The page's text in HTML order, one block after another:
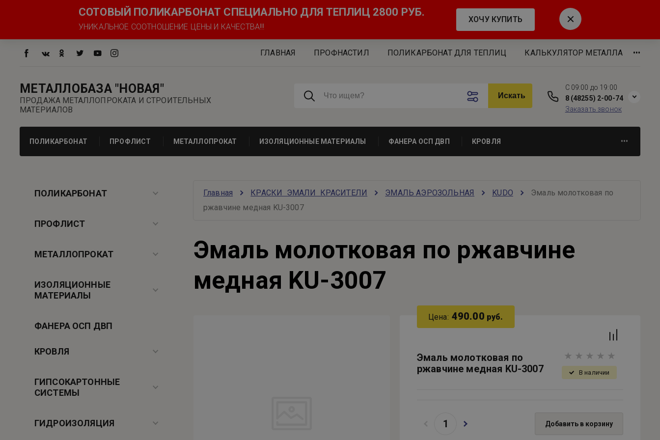
СОТОВЫЙ ПОЛИКАРБОНАТ СПЕЦИАЛЬНО ДЛЯ ТЕПЛИЦ 2800 РУБ.
УНИКАЛЬНОЕ СООТНОШЕНИЕ ЦЕНЫ И КАЧЕСТВА!!!
ХОЧУ КУПИТЬ
ГЛАВНАЯ ПРОФНАСТИЛ ПОЛИКАРБОНАТ ДЛЯ ТЕПЛИЦ КАЛЬКУЛЯТОР МЕТАЛЛА •••
МЕТАЛЛОБАЗА "НОВАЯ"
ПРОДАЖА МЕТАЛЛОПРОКАТА И СТРОИТЕЛЬНЫХ
МАТЕРИАЛОВ
Искать
C 09:00 до 19:00
8 (48255) 2-00-74
Заказать звонок
ПОЛИКАРБОНАТ ПРОФЛИСТ МЕТАЛЛОПРОКАТ ИЗОЛЯЦИОННЫЕ МАТЕРИАЛЫ ФАНЕРА ОСП ДВП КРОВЛЯ •••
ПОЛИКАРБОНАТ
ПРОФЛИСТ
МЕТАЛЛОПРОКАТ
ИЗОЛЯЦИОННЫЕ
МАТЕРИАЛЫ
ФАНЕРА ОСП ДВП
КРОВЛЯ
ГИПСОКАРТОННЫЕ
СИСТЕМЫ
ГИДРОИЗОЛЯЦИЯ
Главная КРАСКИ  ЭМАЛИ  КРАСИТЕЛИ ЭМАЛЬ АЭРОЗОЛЬНАЯ KUDO
Эмаль молотковая по
ржавчине медная KU-3007
Эмаль молотковая по ржавчине
медная KU-3007
Цена: 490.00 руб.
Эмаль молотковая по
ржавчине медная KU-3007
В наличии
Добавить в корзину